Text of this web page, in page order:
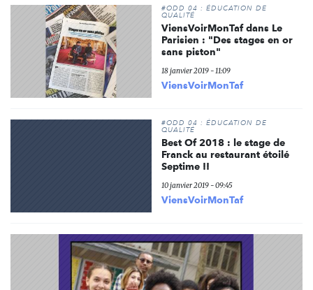
#ODD 04 : ÉDUCATION DE
QUALITÉ
ViensVoirMonTaf dans Le
Parisien : "Des stages en or
sans piston"
18 janvier 2019 - 11:09
ViensVoirMonTaf
#ODD 04 : ÉDUCATION DE
QUALITÉ
Best Of 2018 : le stage de
Franck au restaurant étoilé
Septime !!
10 janvier 2019 - 09:45
ViensVoirMonTaf